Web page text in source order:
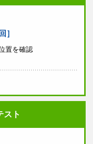
し込みください。
はお通いの校舎
ーセンター
］
置を確認
スト